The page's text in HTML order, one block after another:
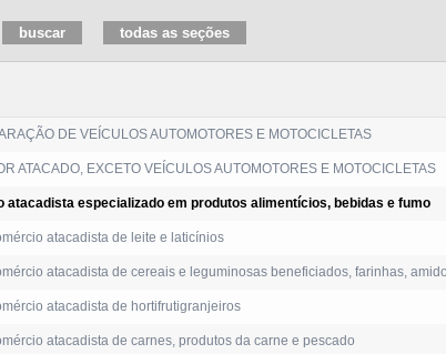
DE VEÍCULOS AUTOMOTORES E MOTOCICLETAS
ATACADO, EXCETO VEÍCULOS AUTOMOTORES E MOTOCICLETAS
atacadista especializado em produtos alimentícios, bebidas e fumo
atacadista de leite e laticínios
atacadista de cereais e leguminosas beneficiados, farinhas,
atacadista de hortifrutigranjeiros
atacadista de carnes, produtos da carne e pescado